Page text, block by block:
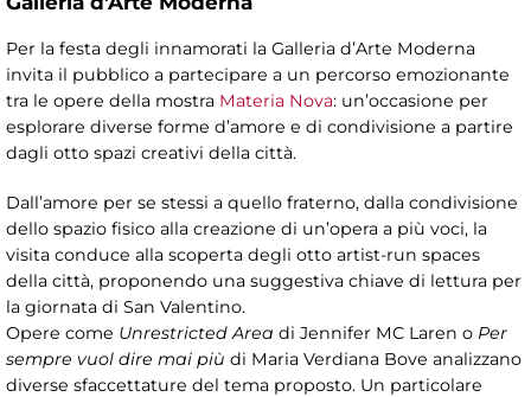
Per la festa degli innamorati la Galleria d’Arte Moderna
invita il pubblico a partecipare a un percorso emozionante
tra le opere della mostra Materia Nova: un’occasione per
esplorare diverse forme d’amore e di condivisione a partire
dagli otto spazi creativi della città.
Dall’amore per se stessi a quello fraterno, dalla condivisione
dello spazio fisico alla creazione di un’opera a più voci, la
visita conduce alla scoperta degli otto artist-run spaces
della città, proponendo una suggestiva chiave di lettura per
la giornata di San Valentino.
Opere come Unrestricted Area di Jennifer MC Laren o Per
sempre vuol dire mai più di Maria Verdiana Bove analizzano
diverse sfaccettature del tema proposto. Un particolare